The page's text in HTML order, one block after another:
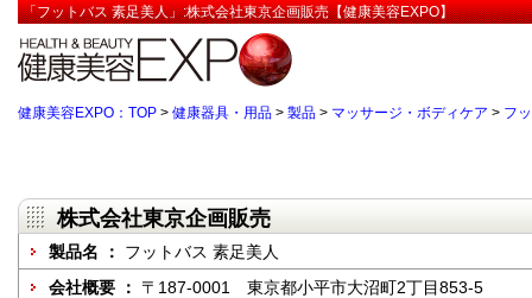
「フットバス 素足美人」:株式会社東京企画販売【健康美容EXPO】
健康美容EXPO：TOP > 健康器具・用品 > 製品 > マッサージ・ボディケア > フ
株式会社東京企画販売
製品名 ： フットバス 素足美人
会社概要 ： 〒187-0001 東京都小平市大沼町2丁目853-5